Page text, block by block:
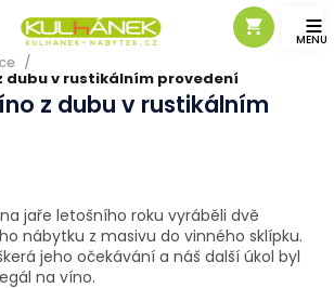
/
dubu v rustikálním provedení
z dubu v rustikálním
jaře letošního roku vyráběli dvě
nábytku z masivu do vinného sklípku.
jeho očekávání a náš další úkol byl
na víno.